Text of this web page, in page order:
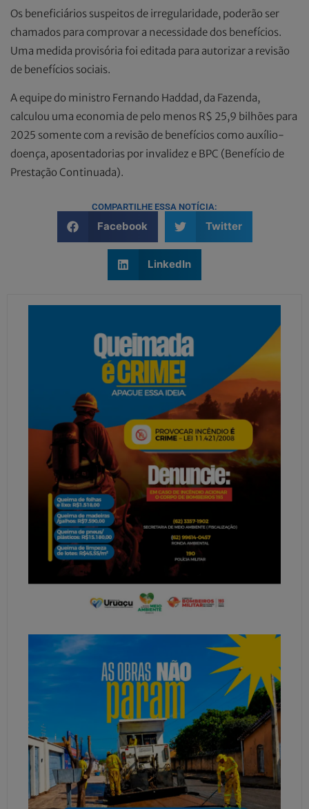
Os beneficiários suspeitos de irregularidade, poderão ser
chamados para comprovar a necessidade dos benefícios.
Uma medida provisória foi editada para autorizar a revisão
de benefícios sociais.
A equipe do ministro Fernando Haddad, da Fazenda,
calculou uma economia de pelo menos R$ 25,9 bilhões para
2025 somente com a revisão de benefícios como auxílio-
doença, aposentadorias por invalidez e BPC (Benefício de
Prestação Continuada).
COMPARTILHE ESSA NOTÍCIA:
Facebook Twitter
LinkedIn